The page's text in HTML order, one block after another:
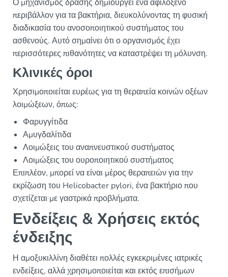
Ο μηχανισμός δράσης δημιουργεί ένα αφιλόξενο
περιβάλλον για τα βακτήρια, διευκολύνοντας τη φυσική
διαδικασία του ανοσοποιητικού συστήματος του
ασθενούς. Αυτό σημαίνει ότι ο οργανισμός έχει
περισσότερες πιθανότητες να καταστρέψει τη μόλυνση.
Κλινικές όροι
Χρησιμοποιείται ευρέως για τη θεραπεία κοινών οξέων
λοιμώξεων, όπως:
Φαρυγγίτιδα
Αμυγδαλίτιδα
Λοιμώξεις του αναπνευστικού συστήματος
Λοιμώξεις του ουροποιητικού συστήματος
Επιπλέον, μπορεί να είναι μέρος θεραπειών για την
εκρίζωση του Helicobacter pylori, ένα βακτήριο που
σχετίζεται με γαστρικά προβλήματα.
Ενδείξεις & Χρήσεις εκτός
ένδειξης
Η αμοξυκιλλίνη διαθέτει πολλές εγκεκριμένες ιατρικές
ενδείξεις, αλλά χρησιμοποιείται και εκτός επισήμων